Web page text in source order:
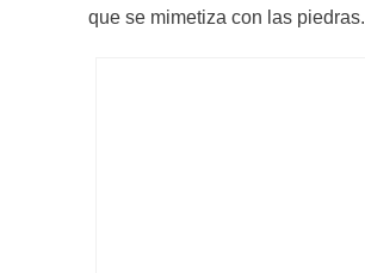
que se mimetiza con las piedras.